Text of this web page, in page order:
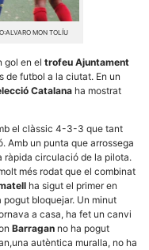
MON TOLÍU
gol en el trofeu Ajuntament
de futbol a la ciutat. En un
Catalana ha mostrat
el clàssic 4-3-3 que tant
Amb un punta que arrossega
ràpida circulació de la pilota.
més rodat que el combinat
ha sigut el primer en
pogut bloquejar. Un minut
a casa, ha fet un canvi
Barragan no ha pogut
autèntica muralla, no ha
Aquestes
no
de la